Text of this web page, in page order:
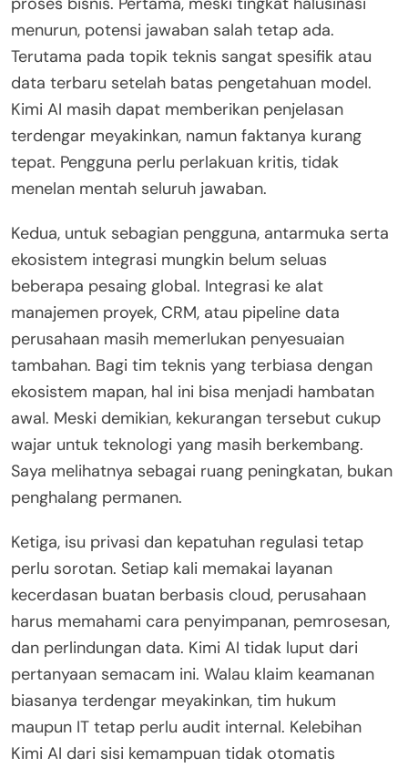
menurun, potensi jawaban salah tetap ada.
Terutama pada topik teknis sangat spesifik atau
data terbaru setelah batas pengetahuan model.
Kimi AI masih dapat memberikan penjelasan
terdengar meyakinkan, namun faktanya kurang
tepat. Pengguna perlu perlakuan kritis, tidak
menelan mentah seluruh jawaban.
Kedua, untuk sebagian pengguna, antarmuka serta
ekosistem integrasi mungkin belum seluas
beberapa pesaing global. Integrasi ke alat
manajemen proyek, CRM, atau pipeline data
perusahaan masih memerlukan penyesuaian
tambahan. Bagi tim teknis yang terbiasa dengan
ekosistem mapan, hal ini bisa menjadi hambatan
awal. Meski demikian, kekurangan tersebut cukup
wajar untuk teknologi yang masih berkembang.
Saya melihatnya sebagai ruang peningkatan, bukan
penghalang permanen.
Ketiga, isu privasi dan kepatuhan regulasi tetap
perlu sorotan. Setiap kali memakai layanan
kecerdasan buatan berbasis cloud, perusahaan
harus memahami cara penyimpanan, pemrosesan,
dan perlindungan data. Kimi AI tidak luput dari
pertanyaan semacam ini. Walau klaim keamanan
biasanya terdengar meyakinkan, tim hukum
maupun IT tetap perlu audit internal. Kelebihan
Kimi AI dari sisi kemampuan tidak otomatis